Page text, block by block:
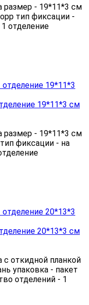
размер - 19*11*3 см
тип фиксации -
отделение
19*11*3 см
размер - 19*11*3 см
фиксации - на
20*13*3 см
с откидной планкой
упаковка - пакет
отделений - 1